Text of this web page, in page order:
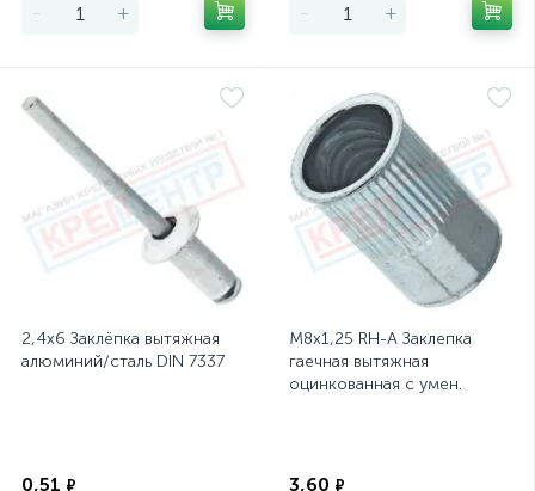
- + - +
2,4х6 Заклёпка вытяжная
алюминий/сталь DIN 7337
0,51 ₽
М8х1,25 RH-A Заклепка
гаечная вытяжная
оцинкованная с умен.
3,60 ₽